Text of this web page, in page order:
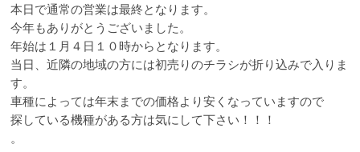
本日で通常の営業は最終となります。
今年もありがとうございました。
年始は１月４日１０時からとなります。
当日、近隣の地域の方には初売りのチラシが折り込みで入りま
す。
車種によっては年末までの価格より安くなっていますので
探している機種がある方は気にして下さい！！！
。